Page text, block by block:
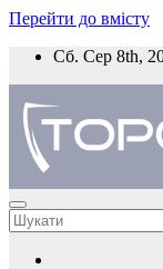
Перейти до вмісту
Сб. Сер 8th,